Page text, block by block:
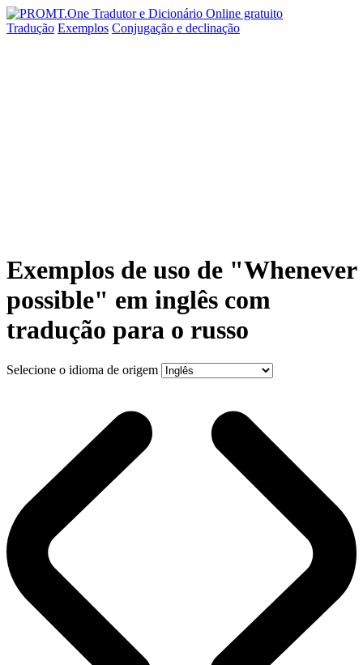
Tradução Exemplos Conjugação e declinação
Exemplos de uso de "Whenever
possible" em inglês com
tradução para o russo
Selecione o idioma de origem